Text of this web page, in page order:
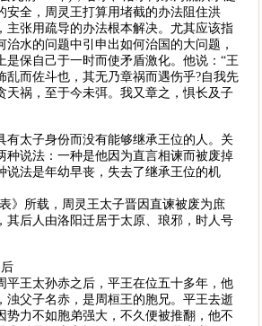
安全，周灵王打算用堵截的办法阻住洪
主张用疏导的办法根本解决。尤其应该指
治水的问题中引申出如何治国的大问题，
是保自己于一时而使矛盾激化。他说：“王
乱而佐斗也，其无乃章祸而遇伤乎?自我先
天祸，至于今未弭。我又章之，惧长及子
有太子身份而没有能够继承王位的人。关
种说法：一种是他因为直言相谏而被废掉
说法是年幼早丧，失去了继承王位的机
》所载，周灵王太子晋因直谏被废为庶
其后人由洛阳迁居于太原、琅邪，时人号
平王太孙赤之后，平王在位五十多年，他
浊父子名赤，是周桓王的胞兄。平王去逝
势力不如胞弟强大，不久便被推翻，他不